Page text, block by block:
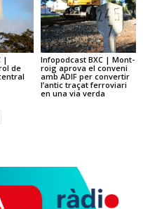
|
de
Infopodcast BXC | Mont-
roig aprova el conveni
amb ADIF per convertir
l’antic traçat ferroviari
en una via verda